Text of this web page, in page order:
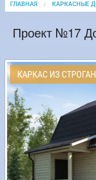
ГЛАВНАЯ КАРКАСНЫЕ
Проект №17
КАРКАС ИЗ